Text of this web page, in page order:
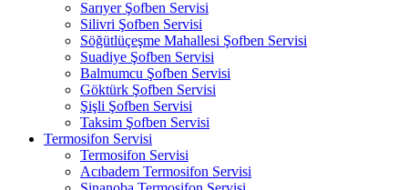
Sarıyer Şofben Servisi
Silivri Şofben Servisi
Söğütlüçeşme Mahallesi Şofben Servisi
Suadiye Şofben Servisi
Balmumcu Şofben Servisi
Göktürk Şofben Servisi
Şişli Şofben Servisi
Taksim Şofben Servisi
Termosifon Servisi
Termosifon Servisi
Acıbadem Termosifon Servisi